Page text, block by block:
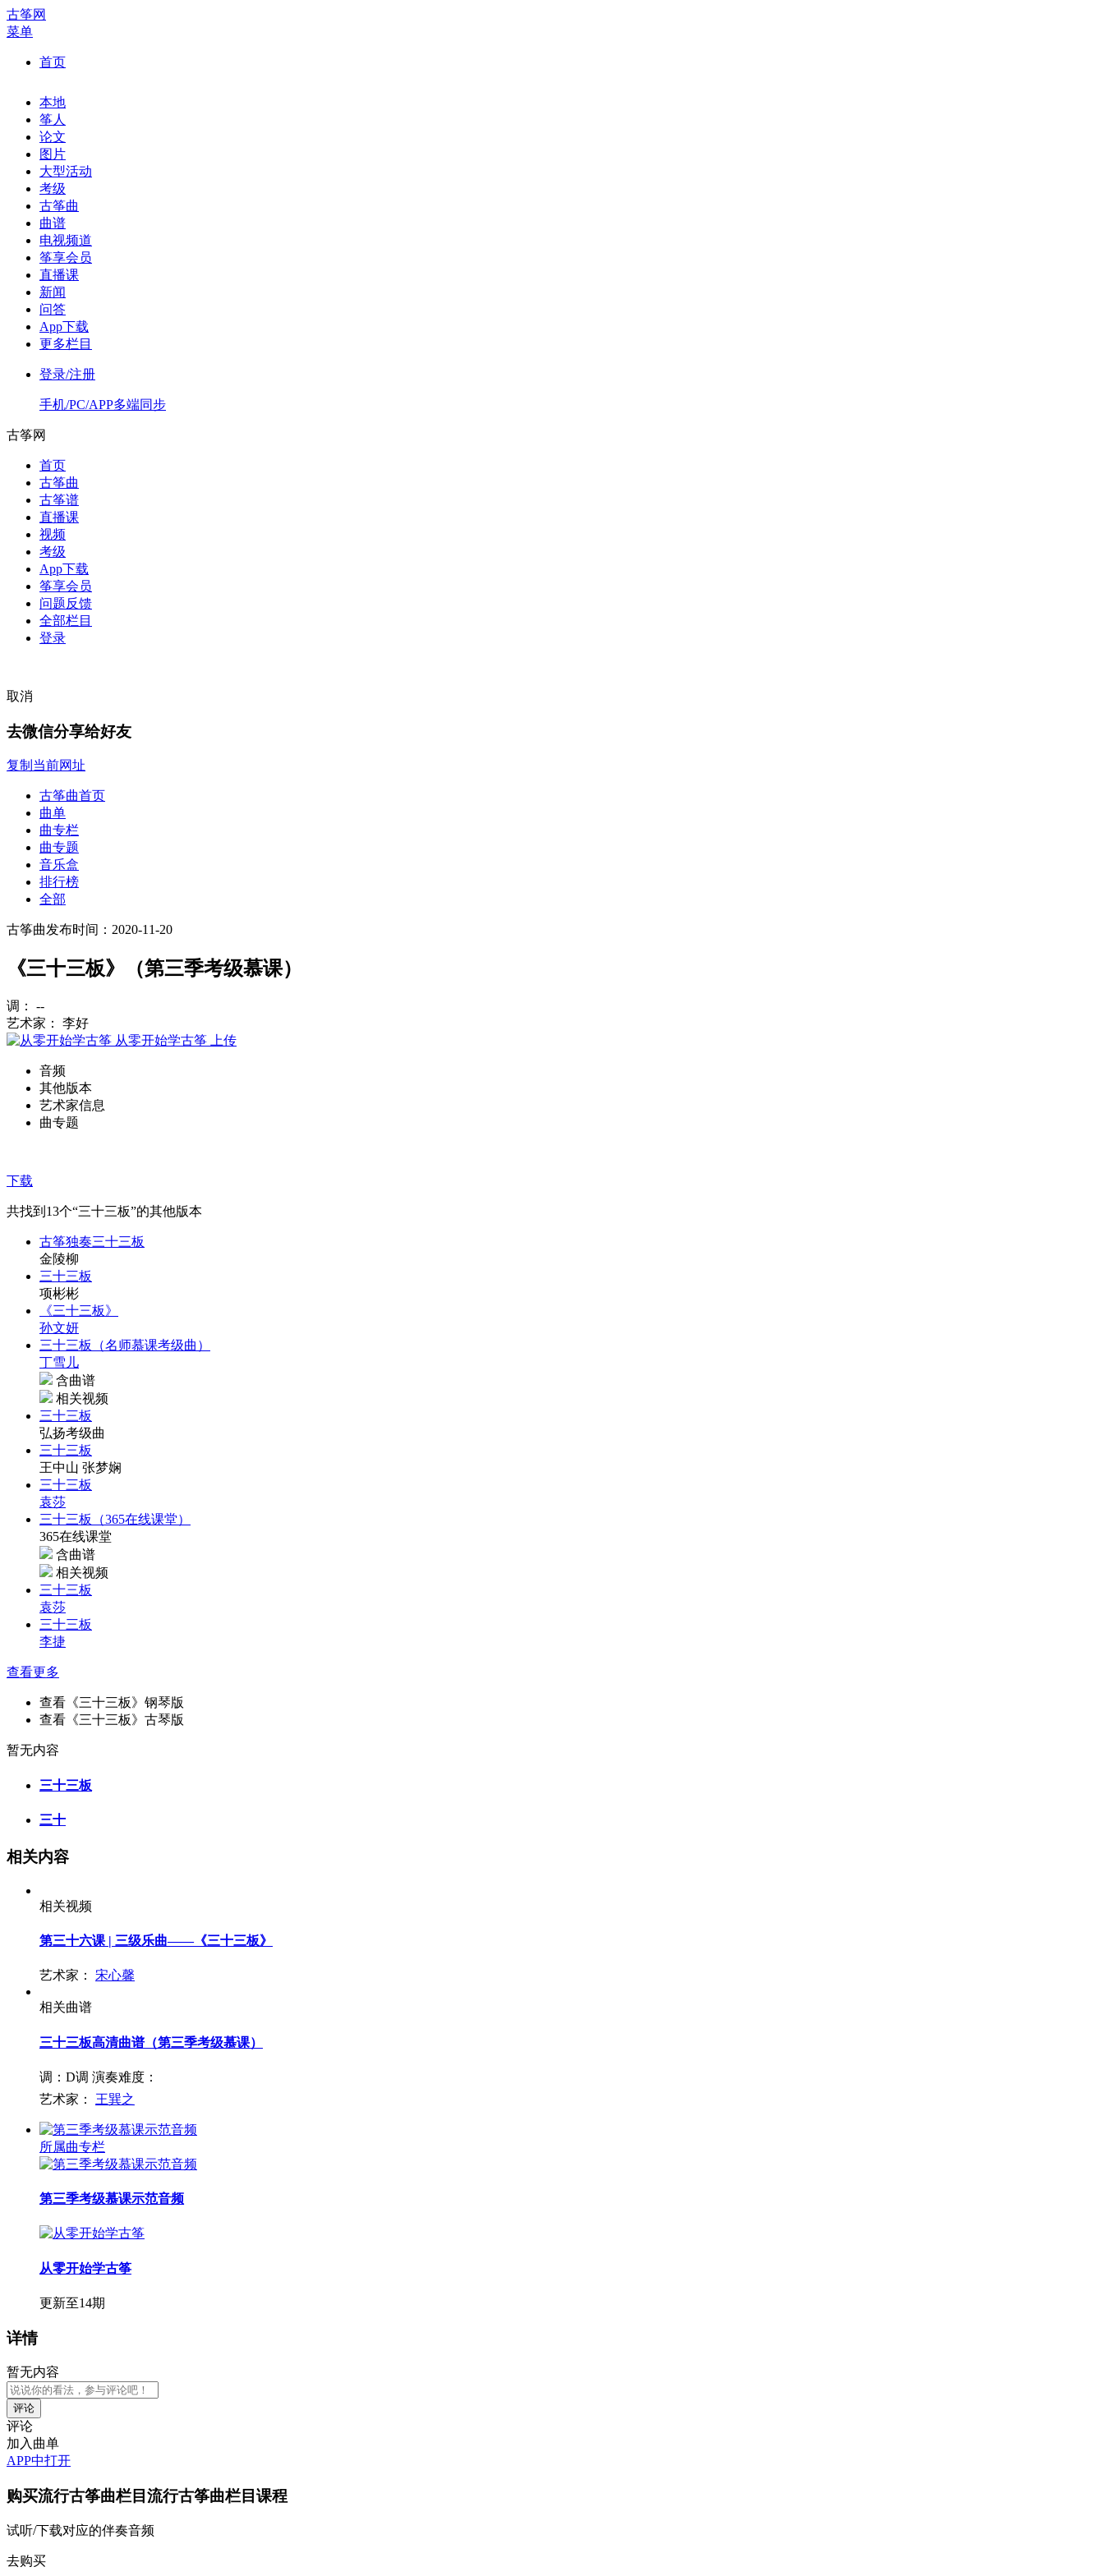
古筝网
菜单
首页
本地
筝人
论文
图片
大型活动
考级
古筝曲
曲谱
电视频道
筝享会员
直播课
新闻
问答
App下载
更多栏目
登录/注册
手机/PC/APP多端同步
古筝网
首页
古筝曲
古筝谱
直播课
视频
考级
App下载
筝享会员
问题反馈
全部栏目
登录
取消
去微信分享给好友
复制当前网址
古筝曲首页
曲单
曲专栏
曲专题
音乐盒
排行榜
全部
古筝曲发布时间：2020-11-20
《三十三板》（第三季考级慕课）
调： --
艺术家： 李好
从零开始学古筝
上传
音频
其他版本
艺术家信息
曲专题
下载
共找到 13个“三十三板”的其他版本
古筝独奏三十三板
金陵柳
三十三板
项彬彬
《三十三板》
孙文妍
三十三板（名师慕课考级曲）
丁雪儿
含曲谱
相关视频
三十三板
弘扬考级曲
三十三板
王中山 张梦娴
三十三板
袁莎
三十三板（365在线课堂）
365在线课堂
含曲谱
相关视频
三十三板
袁莎
三十三板
李捷
查看更多
查看《三十三板》钢琴版
查看《三十三板》古琴版
暂无内容
三十三板
三十
相关内容
相关视频
第三十六课 | 三级乐曲——《三十三板》
艺术家： 宋心馨
相关曲谱
三十三板高清曲谱（第三季考级慕课）
调：D调 演奏难度：
艺术家：
王巽之
所属曲专栏
第三季考级慕课示范音频
从零开始学古筝
更新至14期
详情
暂无内容
评论
加入曲单
APP中打开
购买流行古筝曲栏目流行古筝曲栏目 课程
试听/下载对应的伴奏音频
去购买